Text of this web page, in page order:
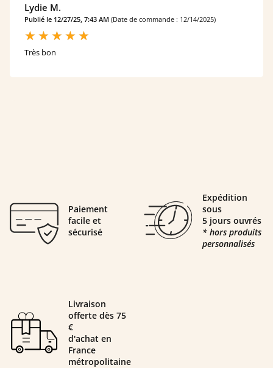
Lydie M.
Publié le 12/27/25, 7:43 AM (Date de commande : 12/14/2025)
Très bon
Paiement
facile et
sécurisé
Expédition
sous
5 jours ouvrés
* hors produits
personnalisés
Livraison
offerte dès 75
€
d'achat en
France
métropolitaine